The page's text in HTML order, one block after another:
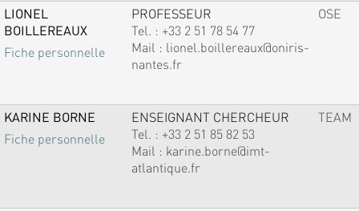
LIONEL
BOILLEREAUX
Fiche personnelle
PROFESSEUR
Tel. : +33 2 51 78 54 77
Mail : lionel.boillereaux@oniris-
nantes.fr
OSE
KARINE BORNE
Fiche personnelle
ENSEIGNANT CHERCHEUR
Tel. : +33 2 51 85 82 53
Mail : karine.borne@imt-
atlantique.fr
TEAM